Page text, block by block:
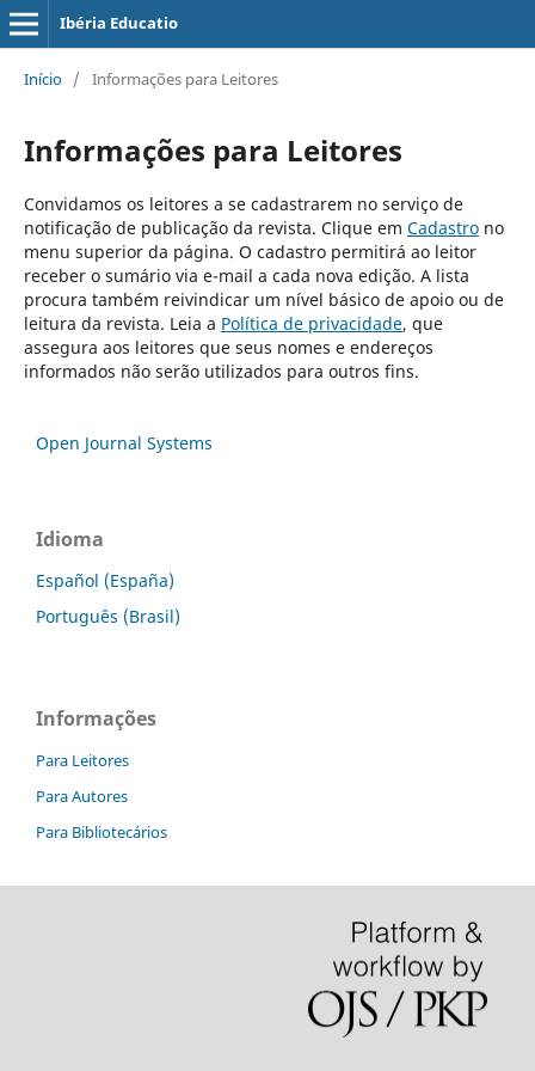
Ibéria Educatio
Início / Informações para Leitores
Informações para Leitores
Convidamos os leitores a se cadastrarem no serviço de
notificação de publicação da revista. Clique em Cadastrono
menu superior da página. O cadastro permitirá ao leitor
receber o sumário via e-mail a cada nova edição. A lista
procura também reivindicar um nível básico de apoio ou de
leitura da revista. Leia a Política de privacidade, que
assegura aos leitores que seus nomes e endereços
informados não serão utilizados para outros fins.
Open Journal Systems
Idioma
Español (España)
Português (Brasil)
Informações
Para Leitores
Para Autores
Para Bibliotecários